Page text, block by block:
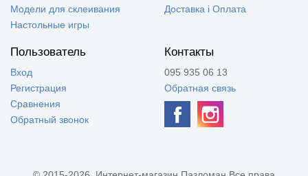
Модели для склеивания
Настольные игры
Доставка і Оплата
Пользователь
Вход
Регистрация
Сравнения
Обратный звонок
Контакты
095 935 06 13
Обратная связь